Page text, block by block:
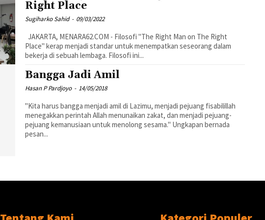
Right Place
Sugiharko Sahid - 09/03/2022
JAKARTA, MENARA62.COM - Filosofi "The Right Man on The Right
Place" kerap menjadi standar untuk menempatkan seseorang dalam
bekerja di sebuah lembaga. Filosofi ini...
Bangga Jadi Amil
Hasan P Pardjoyo - 14/05/2018
"Kita harus bangga menjadi amil di Lazimu, menjadi pejuang fisabilillah
menegakkan perintah Allah menunaikan zakat, dan menjadi pejuang-
pejuang kemanusiaan untuk menolong sesama." Ungkapan bernada
pesan...